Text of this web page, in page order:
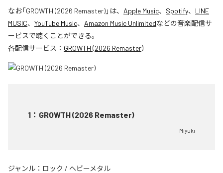
なお「GROWTH (2026 Remaster)」は、 Apple Music、 Spotify、 LINE
MUSIC、 YouTube Music、 Amazon Music Unlimitedなどの音楽配信サ
ービスで聴くことができる。
各配信サービス： GROWTH (2026 Remaster)
1 ： GROWTH (2026 Remaster)
Miyuki
ジャンル： ロック / ヘビーメタル